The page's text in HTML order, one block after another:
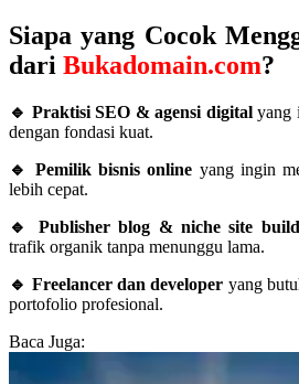
Siapa yang Cocok
dari Bukadomain.com?
🔹 Praktisi SEO & agensi digitalyang
dengan fondasi kuat.
🔹 Pemilik bisnis online yang ingin
lebih cepat.
🔹 Publisher blog & niche site
trafik organik tanpa menunggu lama.
🔹 Freelancer dan developer yang
portofolio profesional.
Baca Juga: